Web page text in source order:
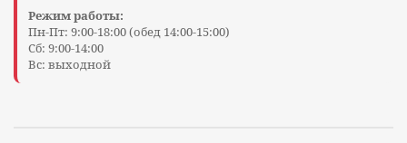
Режим работы:
Пн-Пт: 9:00-18:00 (обед 14:00-15:00)
Сб: 9:00-14:00
Вс: выходной